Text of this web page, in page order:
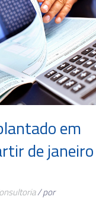
em
de janeiro
/ por